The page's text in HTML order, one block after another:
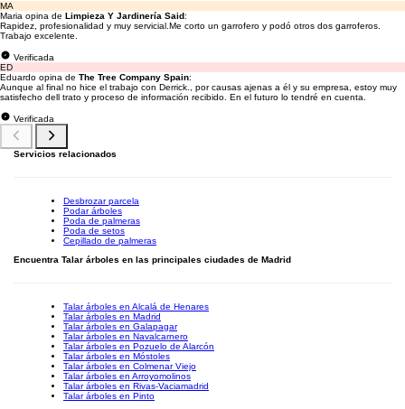
MA
Maria opina de Limpieza Y Jardinería Said:
Rapidez, profesionalidad y muy servicial.Me corto un garrofero y podó otros dos garroferos.
Trabajo excelente.
Verificada
ED
Eduardo opina de The Tree Company Spain:
Aunque al final no hice el trabajo con Derrick., por causas ajenas a él y su empresa, estoy muy
satisfecho dell trato y proceso de información recibido. En el futuro lo tendré en cuenta.
Verificada
Servicios relacionados
Desbrozar parcela
Podar árboles
Poda de palmeras
Poda de setos
Cepillado de palmeras
Encuentra Talar árboles en las principales ciudades de Madrid
Talar árboles en Alcalá de Henares
Talar árboles en Madrid
Talar árboles en Galapagar
Talar árboles en Navalcarnero
Talar árboles en Pozuelo de Alarcón
Talar árboles en Móstoles
Talar árboles en Colmenar Viejo
Talar árboles en Arroyomolinos
Talar árboles en Rivas-Vaciamadrid
Talar árboles en Pinto